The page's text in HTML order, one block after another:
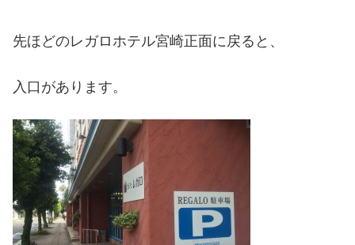
先ほどのレガロホテル宮崎正面に戻ると、
入口があります。